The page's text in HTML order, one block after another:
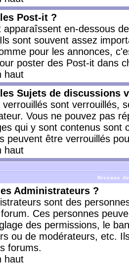
Post-it ?
apparaîssent en-dessous
sont souvent assez
pour les annonces,
poster des Post-it dans
haut
Sujets de discussions
verrouillés sont verrouillés,
Vous ne pouvez pas
qui y sont contenus
peuvent être verrouillés
haut
Niveaux
Administrateurs ?
sont des
Ces personnes
des permissions, le
ou de modérateurs, etc.
forums.
haut